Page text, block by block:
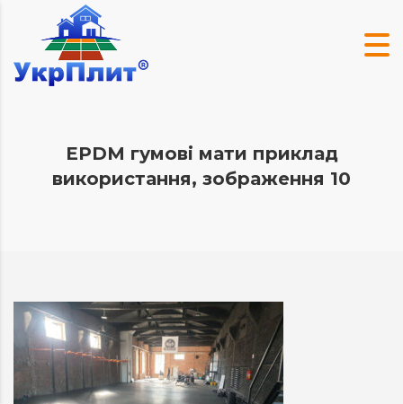
EPDM гумові мати приклад
використання, зображення 10